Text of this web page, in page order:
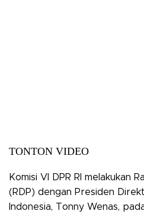
TONTON VIDEO
Komisi VI DPR RI melakukan
(RDP) dengan Presiden
Indonesia, Tonny Wenas,